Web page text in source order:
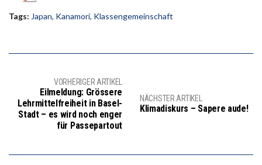
Tags: Japan, Kanamori, Klassengemeinschaft
VORHERIGER ARTIKEL
Eilmeldung: Grössere
Lehrmittelfreiheit in Basel-
Stadt – es wird noch enger
für Passepartout
NÄCHSTER ARTIKEL
Klimadiskurs – Sapere aude!